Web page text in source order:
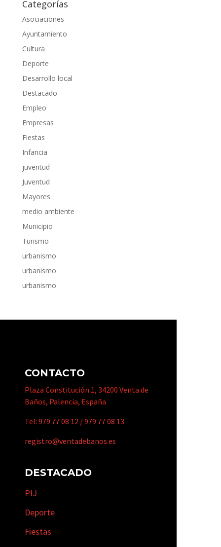
Categorías
Asociaciones
Ayuntamiento
Cultura
Deporte
Desarrollo local
Destacado
Empleo
Empresas
Fiestas
Infancia
juventud
Juventud
Mayores
medio ambiente
Municipio
Turismo
urbanismo
urbanismo
urbanismo
CONTACTO
Plaza Constitución 1, 34200 Venta de
Baños, Palencia, España
Tel: 979 77 08 12 /979 77 08 13
registro@ventadebanos.es
DESTACADO
PIJ
Deporte
Fiestas